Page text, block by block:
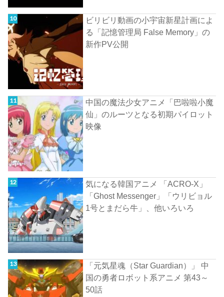
ビリビリ動画の小宇宙新星計画によ
る「記憶管理局 False Memory」の
新作PV公開
中国の魔法少女アニメ「巴啦啦小魔
仙」のルーツとなる初期パイロット
映像
気になる韓国アニメ 「ACRO-X」
「Ghost Messenger」「ウリビョル
1号とまだら牛」、他いろいろ
「元気星魂（Star Guardian）」 中
国の勇者ロボット系アニメ 第43～
50話